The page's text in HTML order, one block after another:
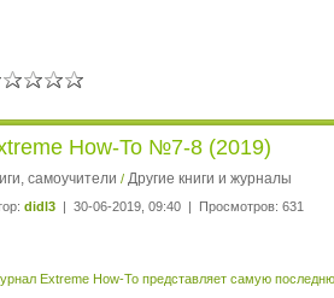
How-To №7-8 (2019)
самоучители / Другие книги и журналы
didl3 | 30-06-2019, 09:40 | Просмотров: 631
Extreme How-To представляет самую